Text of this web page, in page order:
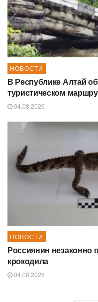
НОВОСТИ
В Республике Алтай
туристическом
04.08.2026
НОВОСТИ
Россиянин незаконно
крокодила
04.08.2026